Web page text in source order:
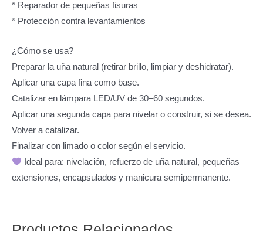
* Reparador de pequeñas fisuras
* Protección contra levantamientos
¿Cómo se usa?
Preparar la uña natural (retirar brillo, limpiar y deshidratar).
Aplicar una capa fina como base.
Catalizar en lámpara LED/UV de 30–60 segundos.
Aplicar una segunda capa para nivelar o construir, si se desea.
Volver a catalizar.
Finalizar con limado o color según el servicio.
Ideal para: nivelación, refuerzo de uña natural, pequeñas
extensiones, encapsulados y manicura semipermanente.